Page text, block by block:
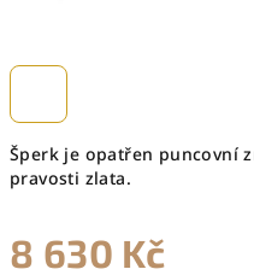
Šperk je opatřen puncovní
pravosti zlata.
8 630 Kč